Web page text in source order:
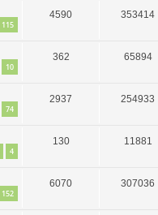
115
4590 353414
10
362 65894
74
2937 254933
4
130 11881
152
6070 307036